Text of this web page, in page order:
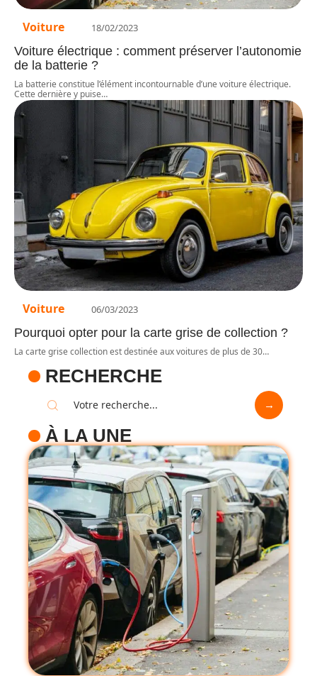
Voiture 18/02/2023
Voiture électrique : comment préserver l’autonomie
de la batterie ?
La batterie constitue l’élément incontournable d’une voiture électrique.
Cette dernière y puise…
Voiture 06/03/2023
Pourquoi opter pour la carte grise de collection ?
La carte grise collection est destinée aux voitures de plus de 30…
RECHERCHE
À LA UNE